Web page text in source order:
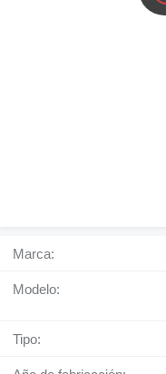
Marca:
Modelo:
Tipo: